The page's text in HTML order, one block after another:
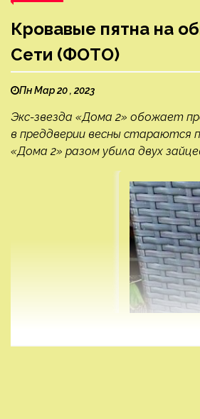
Кровавые пятна на
Сети (ФОТО)
Пн Мар 20 , 2023
Экс-звезда «Дома 2» обожает
в преддверии весны стараются
«Дома 2» разом убила двух